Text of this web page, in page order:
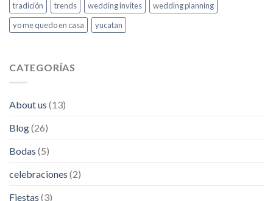
tradición
trends wedding invites
wedding planning
yo me quedo en casa
yucatan
CATEGORÍAS
About us (13)
Blog(26)
Bodas (5)
celebraciones (2)
Fiestas (3)